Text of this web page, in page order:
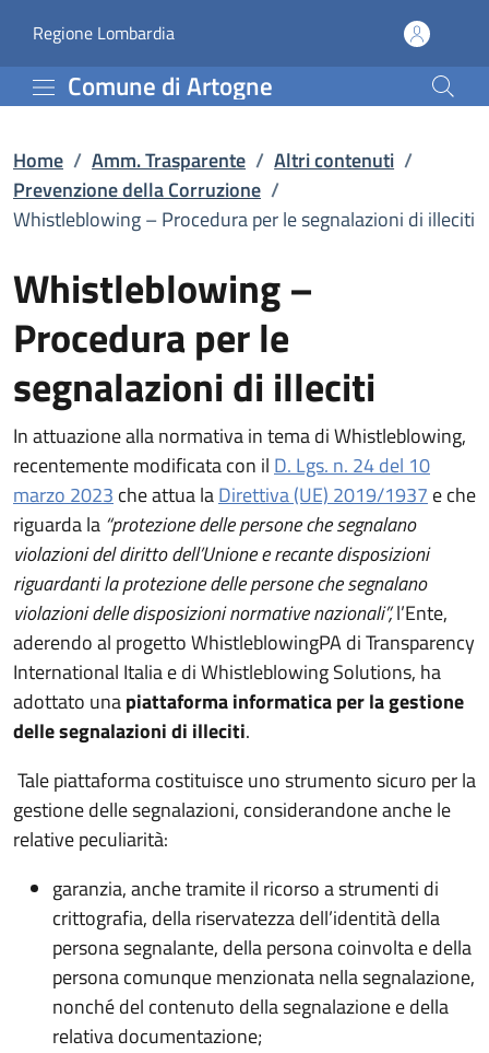
Whistleblowing –
Regione Lombardia(apre in un'altra scheda).
Comune di Artogne
Home / Amm. Trasparente / Altri contenuti /
Prevenzione della Corruzione /
Whistleblowing – Procedura per le segnalazioni di illeciti
Whistleblowing –
Procedura per le
segnalazioni di illeciti
In attuazione alla normativa in tema di Whistleblowing,
recentemente modificata con il D. Lgs. n. 24 del 10
marzo 2023 (apre in un'altra scheda).
che attua laDirettiva (UE) 2019/1937 (apre
e che
riguarda la “protezione delle persone che segnalano
violazioni del diritto dell’Unione e recante disposizioni
riguardanti la protezione delle persone che segnalano
violazioni delle disposizioni normative nazionali”,l’Ente,
aderendo al progetto WhistleblowingPA di Transparency
International Italia e di Whistleblowing Solutions, ha
adottato unapiattaforma informatica per la gestione
delle segnalazioni di illeciti.
Tale piattaforma costituisce uno strumento sicuro per la
gestione delle segnalazioni, considerandone anche le
relative peculiarità:
garanzia, anche tramite il ricorso a strumenti di
crittografia, della riservatezza dell’identità della
persona segnalante, della persona coinvolta e della
persona comunque menzionata nella segnalazione,
nonché del contenuto della segnalazione e della
relativa documentazione;